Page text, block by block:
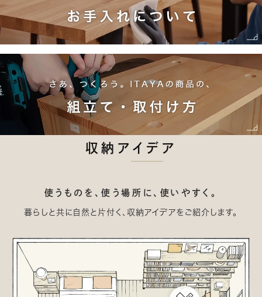
収納アイデア
使うものを、使う場所に、使いやすく。
暮らしと共に自然と片付く、収納アイデアをご紹介します。